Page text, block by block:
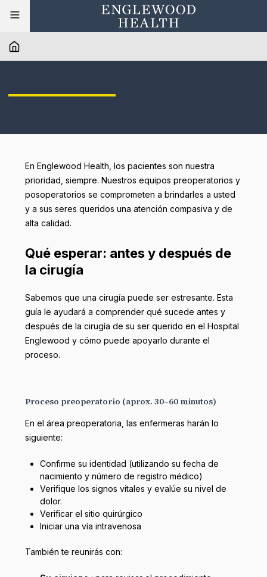
En Englewood Health, los pacientes son nuestra
prioridad, siempre. Nuestros equipos preoperatorios y
posoperatorios se comprometen a brindarles a usted
y a sus seres queridos una atención compasiva y de
alta calidad.
Qué esperar: antes y después de
la cirugía
Sabemos que una cirugía puede ser estresante. Esta
guía le ayudará a comprender qué sucede antes y
después de la cirugía de su ser querido en el Hospital
Englewood y cómo puede apoyarlo durante el
proceso.
Proceso preoperatorio (aprox. 30–60 minutos)
En el área preoperatoria, las enfermeras harán lo
siguiente:
Confirme su identidad (utilizando su fecha de
nacimiento y número de registro médico)
Verifique los signos vitales y evalúe su nivel de
dolor.
Verificar el sitio quirúrgico
Iniciar una vía intravenosa
También te reunirás con: